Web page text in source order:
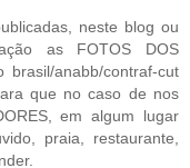
neste blog ou
as FOTOS DOS
brasil/anabb/contraf-cut
que no caso de nos
em algum lugar
praia, restaurante,